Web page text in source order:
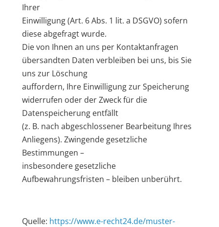
Ihrer
Einwilligung (Art. 6 Abs. 1 lit. a DSGVO) sofern
diese abgefragt wurde.
Die von Ihnen an uns per Kontaktanfragen
übersandten Daten verbleiben bei uns, bis Sie
uns zur Löschung
auffordern, Ihre Einwilligung zur Speicherung
widerrufen oder der Zweck für die
Datenspeicherung entfällt
(z. B. nach abgeschlossener Bearbeitung Ihres
Anliegens). Zwingende gesetzliche
Bestimmungen –
insbesondere gesetzliche
Aufbewahrungsfristen – bleiben unberührt.
Quelle: https://www.e-recht24.de/muster-